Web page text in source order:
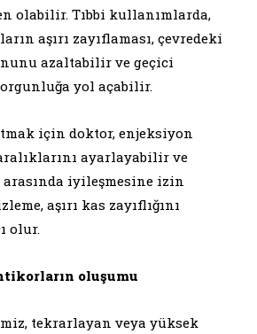
olabilir. Tıbbi kullanımlarda,
aşırı zayıflaması, çevredeki
azaltabilir ve geçici
yol açabilir.
için doktor, enjeksiyon
ayarlayabilir ve
iyileşmesine izin
aşırı kas zayıflığını
olur.
oluşumu
tekrarlayan veya yüksek